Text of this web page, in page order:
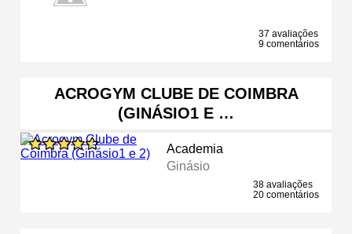
37 avaliações
9 comentários
ACROGYM CLUBE DE COIMBRA
(GINÁSIO1 E …
Academia
Ginásio
38 avaliações
20 comentários